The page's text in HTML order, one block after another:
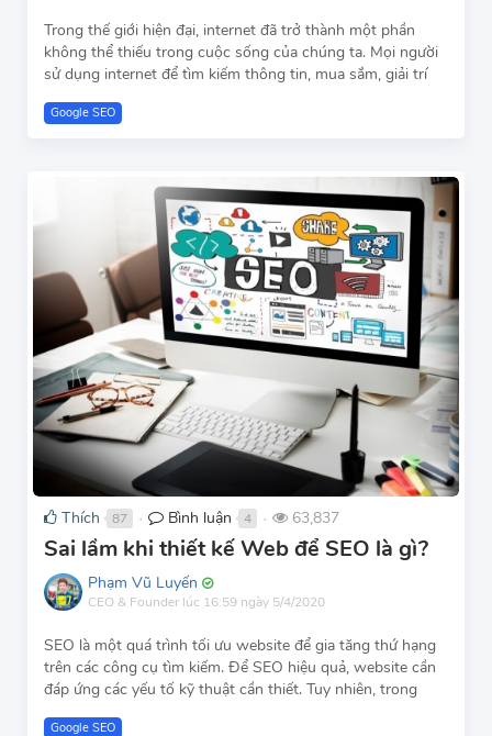
Trong thế giới hiện đại, internet đã trở thành một phần
không thể thiếu trong cuộc sống của chúng ta. Mọi người
sử dụng internet để tìm kiếm thông tin, mua sắm, giải trí
Google SEO
Thích 87 ● Bình luận 4 ● 63,837
Sai lầm khi thiết kế Web để SEO là gì?
Phạm Vũ Luyến
CEO & Founder lúc 16:59 ngày 5/4/2020
SEO là một quá trình tối ưu website để gia tăng thứ hạng
trên các công cụ tìm kiếm. Để SEO hiệu quả, website cần
đáp ứng các yếu tố kỹ thuật cần thiết. Tuy nhiên, trong
Google SEO